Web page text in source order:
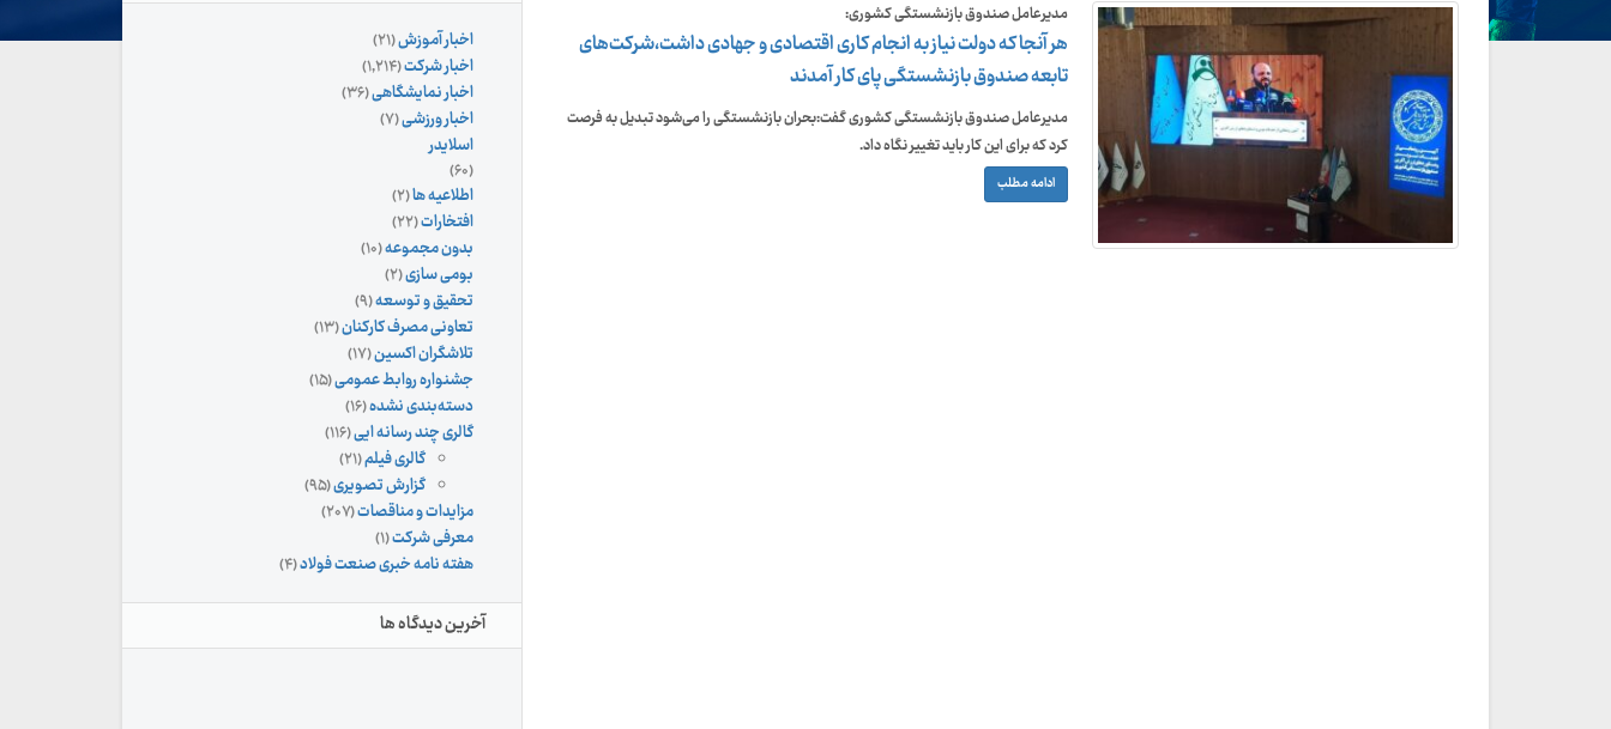
مدیرعامل صندوق بازنشستگی کشوری:
هر آنجا که دولت نیاز به انجام کاری اقتصادی و جهادی داشت،شرکت‌های
تابعه صندوق بازنشستگی پای کار آمدند
مدیرعامل صندوق بازنشستگی کشوری گفت:بحران بازنشستگی را می‌شود تبدیل به فرصت
کرد که برای این کار باید تغییر نگاه داد.
ادامه مطلب
اخبار آموزش(۲۱)
اخبار شرکت(۱,۲۱۴)
اخبار نمایشگاهی(۳۶)
اخبار ورزشی(۷)
اسلایدر
(۶۰)
اطلاعیه ها(۲)
افتخارات(۲۲)
بدون مجموعه(۱۰)
بومی سازی(۲)
تحقیق و توسعه(۹)
تعاونی مصرف کارکنان(۱۳)
تلاشگران اکسین(۱۷)
جشنواره روابط عمومی(۱۵)
دسته‌بندی نشده(۱۶)
گالری چند رسانه ایی(۱۱۶)
گالری فیلم(۲۱)
گزارش تصویری(۹۵)
مزایدات و مناقصات(۲۰۷)
معرفی شرکت(۱)
هفته نامه خبری صنعت فولاد(۴)
آخرین دیدگاه ها